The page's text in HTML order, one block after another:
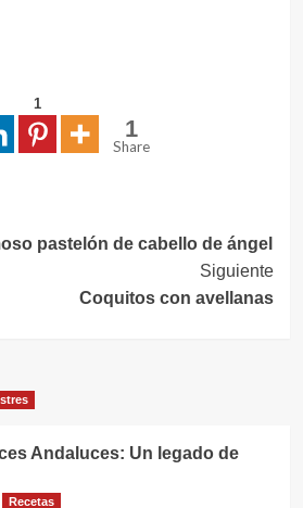
1
1
Share
pastelón de cabello de ángel
Siguiente
Coquitos con avellanas
Andaluces: Un legado de
Recetas